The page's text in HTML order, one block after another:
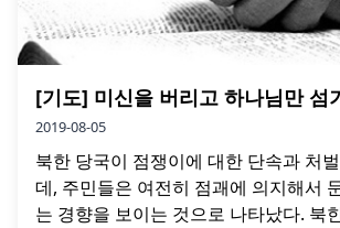
[기도] 미신을 버리고 하나님만 섬
2019-08-05
북한 당국이 점쟁이에 대한 단속과 처
데, 주민들은 여전히 점괘에 의지해서
는 경향을 보이는 것으로 나타났다. 북